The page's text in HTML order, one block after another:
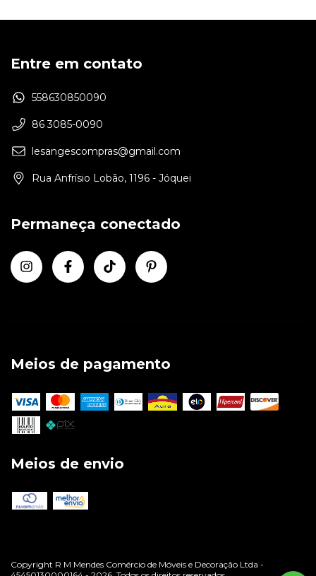
Entre em contato
558630850090
86 3085-0090
lesangescompras@gmail.com
Rua Anfrísio Lobão, 1196 - Jóquei
Permaneça conectado
Meios de pagamento
Meios de envio
Copyright R M Mendes Comércio de Móveis e Decoração Ltda -